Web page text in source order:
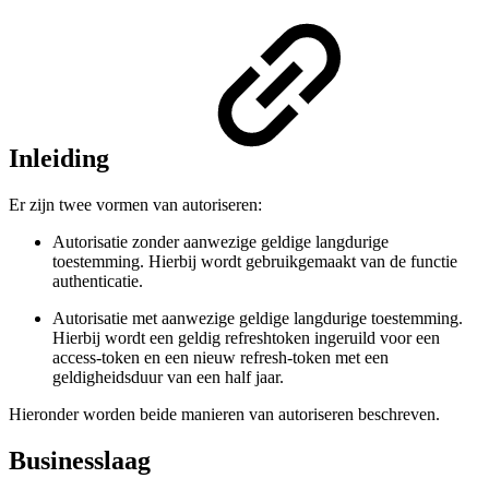
Inleiding
Er zijn twee vormen van autoriseren:
Autorisatie zonder aanwezige geldige langdurige
toestemming. Hierbij wordt gebruikgemaakt van de functie
authenticatie.
Autorisatie met aanwezige geldige langdurige toestemming.
Hierbij wordt een geldig refreshtoken ingeruild voor een
access-token en een nieuw refresh-token met een
geldigheidsduur van een half jaar.
Hieronder worden beide manieren van autoriseren beschreven.
Businesslaag